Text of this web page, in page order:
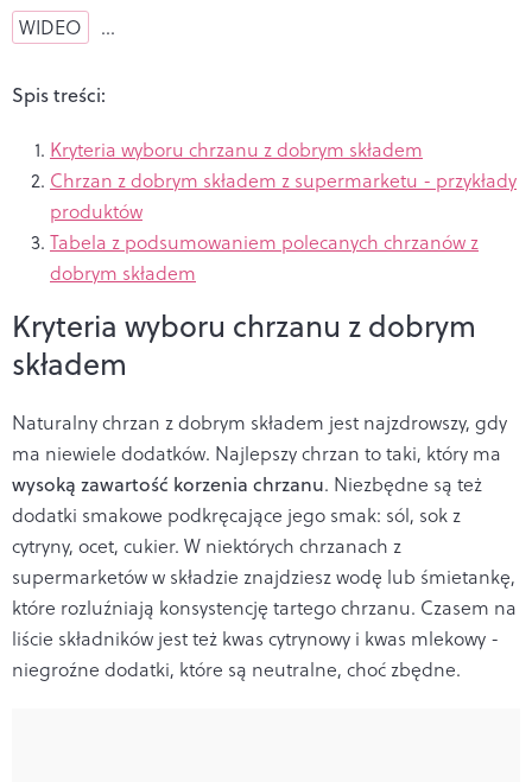
WIDEO …
Spis treści:
Kryteria wyboru chrzanu z dobrym składem
Chrzan z dobrym składem z supermarketu - przykłady
produktów
Tabela z podsumowaniem polecanych chrzanów z
dobrym składem
Kryteria wyboru chrzanu z dobrym
składem
Naturalny chrzan z dobrym składem jest najzdrowszy, gdy
ma niewiele dodatków. Najlepszy chrzan to taki, który ma
wysoką zawartość korzenia chrzanu. Niezbędne są też
dodatki smakowe podkręcające jego smak: sól, sok z
cytryny, ocet, cukier. W niektórych chrzanach z
supermarketów w składzie znajdziesz wodę lub śmietankę,
które rozluźniają konsystencję tartego chrzanu. Czasem na
liście składników jest też kwas cytrynowy i kwas mlekowy -
niegroźne dodatki, które są neutralne, choć zbędne.